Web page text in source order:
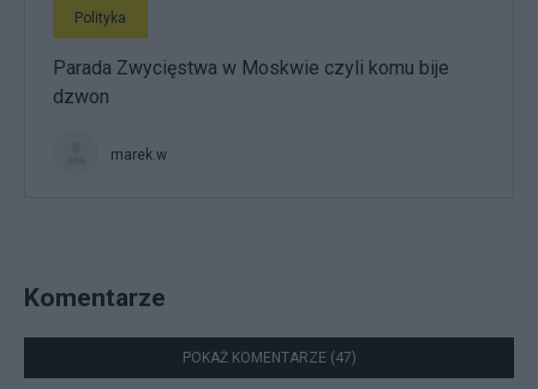
Polityka
Parada Zwycięstwa w Moskwie czyli komu bije
dzwon
marek.w
Komentarze
POKAŻ KOMENTARZE (47)